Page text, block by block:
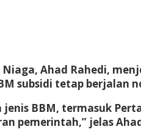
Ahad Rahedi,
subsidi tetap berjalan
BBM, termasuk
pemerintah,” jelas